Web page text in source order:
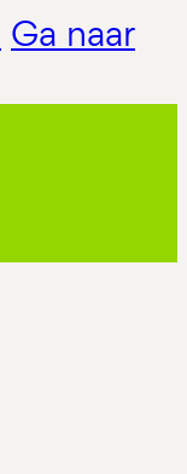
Ga naar